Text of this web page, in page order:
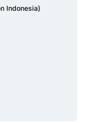
Indonesia)